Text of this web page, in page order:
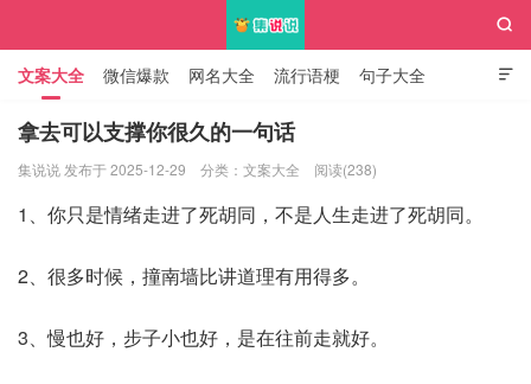

文案大全 微信爆款 网名大全 流行语梗 句子大全
知识大全

拿去可以支撑你很久的一句话
集说说 发布于 2025-12-29 分类： 文案大全 阅读(238)
1、你只是情绪走进了死胡同，不是人生走进了死胡同。
2、很多时候，撞南墙比讲道理有用得多。
3、慢也好，步子小也好，是在往前走就好。